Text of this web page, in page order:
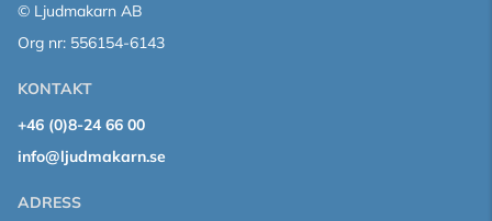
© Ljudmakarn AB
Org nr: 556154-6143
KONTAKT
+46 (0)8-24 66 00
info@ljudmakarn.se
ADRESS